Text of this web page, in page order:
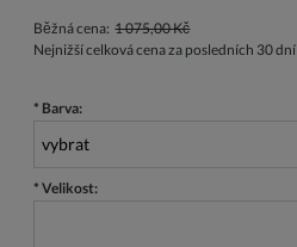
Běžná cena: 1 075,00 Kč
Nejnižší celková cena za posledních 30
* Barva:
* Velikost: